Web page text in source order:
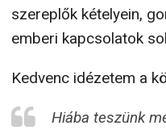
szereplők kételyein,
emberi kapcsolatok
Kedvenc idézetem a
Hiába teszünk